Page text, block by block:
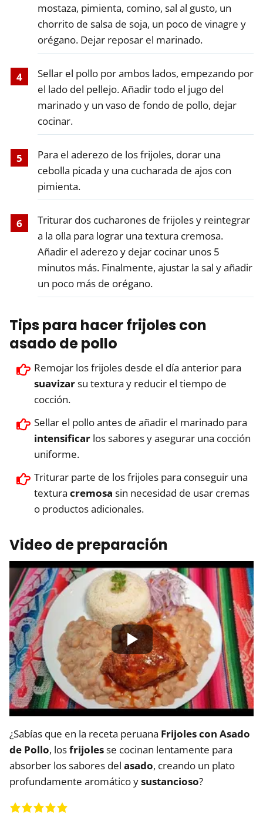
mostaza, pimienta, comino, sal al gusto, un
chorrito de salsa de soja, un poco de vinagre y
orégano. Dejar reposar el marinado.
Sellar el pollo por ambos lados, empezando por
el lado del pellejo. Añadir todo el jugo del
marinado y un vaso de fondo de pollo, dejar
cocinar.
Para el aderezo de los frijoles, dorar una
cebolla picada y una cucharada de ajos con
pimienta.
Triturar dos cucharones de frijoles y reintegrar
a la olla para lograr una textura cremosa.
Añadir el aderezo y dejar cocinar unos 5
minutos más. Finalmente, ajustar la sal y añadir
un poco más de orégano.
Tips para hacer frijoles con
asado de pollo
Remojar los frijoles desde el día anterior para
suavizarsu textura y reducir el tiempo de
cocción.
Sellar el pollo antes de añadir el marinado para
intensificar los sabores y asegurar una cocción
uniforme.
Triturar parte de los frijoles para conseguir una
textura cremosa sin necesidad de usar cremas
o productos adicionales.
Video de preparación
¿Sabías que en la receta peruana Frijoles con Asado
de Pollo, losfrijolesse cocinan lentamente para
absorber los sabores del asado, creando un plato
profundamente aromático ysustancioso?